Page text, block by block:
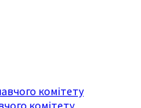
комітету
комітету